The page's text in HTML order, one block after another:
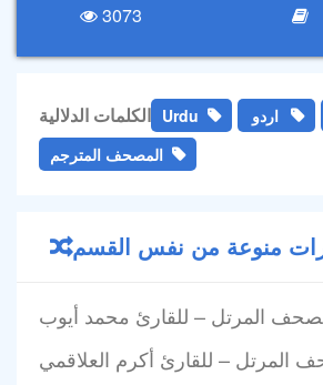
3073
الكلمات الدلالية Urdu اردو
المصحف المترجم
منوعة من نفس القسم
المرتل – للقارئ محمد أيوب
المرتل – للقارئ أكرم العلاقمي